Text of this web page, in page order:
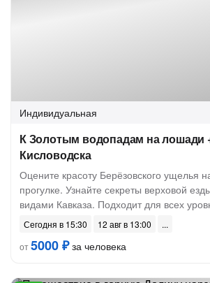
Индивидуальная
К Золотым водопадам на лошади
Кисловодска
Оцените красоту Берёзовского ущелья
прогулке. Узнайте секреты верховой
видами Кавказа. Подходит для всех
Сегодня в 15:30
12 авг в 13:00
от5000 ₽за человека